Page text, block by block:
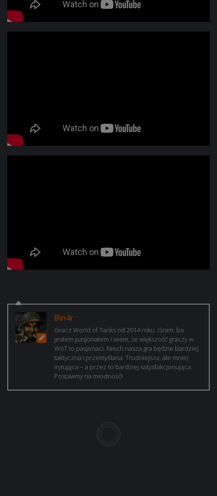
Bin4r
Gracz World of Tanks od 2014 roku. Gram, bo
jestem pasjonatem i wiem, że większość graczy w
WoT to pasjonaci. Niech nasza gra będzie bardziej
taktyczna i przemyślana. Trudniejsza, ale mniej
irytująca – a przez to bardziej satysfakcjonująca.
Postawmy na miodność!